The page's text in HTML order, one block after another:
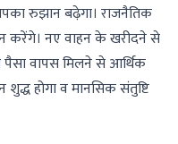
रुझान बढ़ेगा। राजनैतिक
करेंगे। नए वाहन के खरीदने से
पैसा वापस मिलने से आर्थिक
शुद्ध होगा व मानसिक संतुष्टि